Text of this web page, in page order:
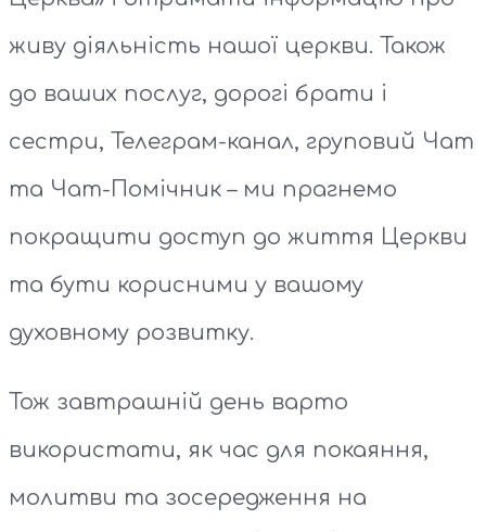
живу діяльність нашої церкви. Також
до ваших послуг, дорогі брати і
сестри, Телеграм-канал, груповий Чат
та Чат-Помічник – ми прагнемо
покращити доступ до життя Церкви
та бути корисними у вашому
духовному розвитку.
Тож завтрашній день варто
використати, як час для покаяння,
молитви та зосередження на